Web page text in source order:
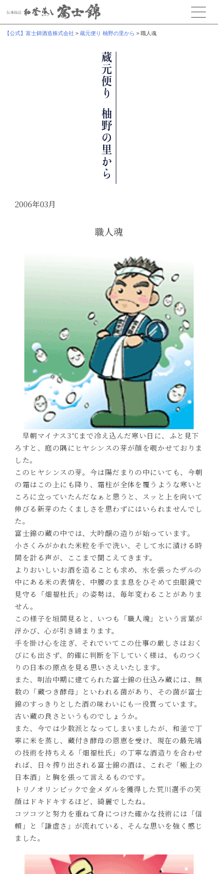
【公式】富士錦酒造株式会社 > 蔵元便り 柚野の里から > 職人魂
2006年03月
職人魂
早朝マイナス3℃まで冷え込んだ寒い日に、ふと見下
ろすと、庭の隅にヒヤシンスの芽が顔を覗かせておりま
した。
このヒヤシンスの芽。今は陽だまりの中にいても、今朝
の霜はこの上にも降り、霜柱が全体を覆うような寒いと
ころに立っていたんだなぁと思うと、スッと上を向いて
伸びる新芽のたくましさを思わずにはいられませんでし
た。
富士錦の蔵の中では、大吟醸の造りが始っています。
小さくみがかれた米粒を手で洗い、そして水に漬ける時
間を計る声が、ここまで聞こえてきます。
よりおいしいお酒を造ることも求め、水を張ったザルの
中にある米の表情を、中腰のまま息をひそめて虫眼鏡で
見守る「畑福杜氏」の姿勢は、毎年変わることがありま
せん。
この様子を垣間見ると、いつも「職人魂」という言葉が
浮かび、心が引き締まります。
手を掛け心を注ぎ、それでいてこの仕事の厳しさはおく
びにも出さず、的確に判断を下していく様は、ものつく
りの日本の原点を見る思いさえいたします。
また、明治中期に建てられた富士錦の仕込み蔵には、無
数の「蔵つき酵母」といわれる菌があり、その菌が富士
錦のすっきりとした酒の味わいにも一役買っています。
古い蔵の良さというものでしょうか。
また、今では少数派となってしまいましたが、和釜で丁
寧に米を蒸し、蔵付き酵母の恩恵を受け、現在の最先端
の技術を持ちえる「畑福杜氏」の丁寧な酒造りを合わせ
れば、日々搾り出される富士錦の酒は、これぞ「極上の
日本酒」と胸を張って言えるものです。
トリノオリンピックで金メダルを獲得した荒川選手の笑
顔はドキドキするほど、綺麗でしたね。
コツコツと努力を重ねて身につけた確かな技術には「信
頼」と「謙虚さ」が流れている、そんな思いを強く感じ
ました。